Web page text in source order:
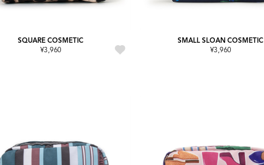
SQUARE COSMETIC
¥3,960
SMALL SLOAN COSMETIC
¥3,960